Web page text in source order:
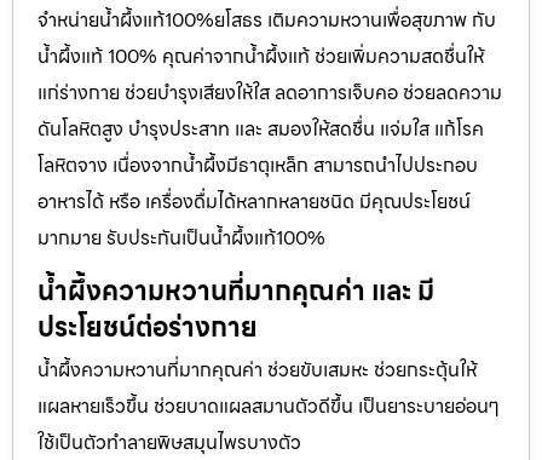
จำหน่ายน้ำผึ้งแท้100%ยโสธร เติมความหวานเพื่อสุขภาพ กับ
น้ำผึ้งแท้ 100% คุณค่าจากน้ำผึ้งแท้ ช่วยเพิ่มความสดชื่นให้
แก่ร่างกาย ช่วยบำรุงเสียงให้ใส ลดอาการเจ็บคอ ช่วยลดความ
ดันโลหิตสูง บำรุงประสาท และ สมองให้สดชื่น แจ่มใส แก้โรค
โลหิตจาง เนื่องจากน้ำผึ้งมีธาตุเหล็ก สามารถนำไปประกอบ
อาหารได้ หรือ เครื่องดื่มได้หลากหลายชนิด มีคุณประโยชน์
มากมาย รับประกันเป็นน้ำผึ้งแท้100%
น้ำผึ้งความหวานที่มากคุณค่า และ มี
ประโยชน์ต่อร่างกาย
น้ำผึ้งความหวานที่มากคุณค่า ช่วยขับเสมหะ ช่วยกระตุ้นให้
แผลหายเร็วขึ้น ช่วยบาดแผลสมานตัวดีขึ้น เป็นยาระบายอ่อนๆ
ใช้เป็นตัวทำลายพิษสมุนไพรบางตัว